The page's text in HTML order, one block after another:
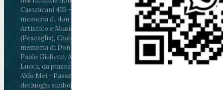
Castracani 435 - Inaugurazione murales in
memoria di don Aldo Mei curato dal Liceo
Artistico e Musicale “Passaglia”
ore 18 - Fiano
(Pescaglia), Chiesa parrocchiale - Messa in
memoria di Don Aldo Mei celebrata da mons.
Paolo Giulietti, Arcivescovo di Lucca
ore 20.30 -
Lucca, da piazza San Michele al Cippo di don
Aldo Mei - Passeggiata della Memoria in alcuni
dei luoghi simbolo della città. Ritrovo alle ore